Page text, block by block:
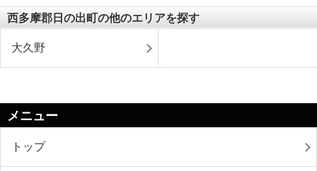
西多摩郡日の出町の他のエリアを探す
大久野
メニュー
トップ